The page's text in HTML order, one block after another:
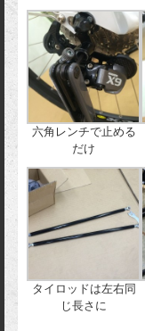
六角レンチで止める
だけ
タイロッドは左右同
じ長さに